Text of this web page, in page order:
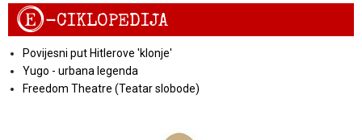
E-CIKLOPEDIJA
Povijesni put Hitlerove 'klonje'
Yugo - urbana legenda
Freedom Theatre (Teatar slobode)